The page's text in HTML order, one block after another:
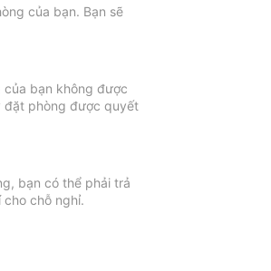
của bạn. Bạn sẽ
của bạn không được
đặt phòng được quyết
bạn có thể phải trả
chỗ nghỉ.